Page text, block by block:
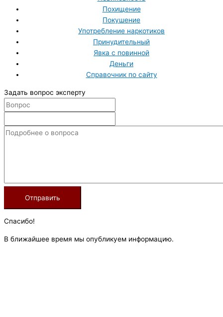
Похищение
Покушение
Употребление наркотиков
Принудительный
Явка с повинной
Деньги
Справочник по сайту
Задать вопрос эксперту
Спасибо!
В ближайшее время мы опубликуем информацию.